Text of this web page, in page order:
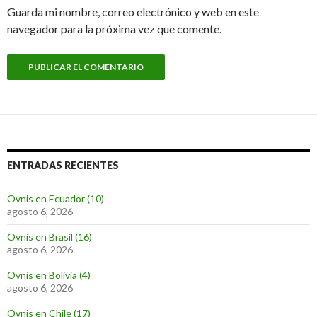
Guarda mi nombre, correo electrónico y web en este
navegador para la próxima vez que comente.
ENTRADAS RECIENTES
Ovnis en Ecuador (10)
agosto 6, 2026
Ovnis en Brasil (16)
agosto 6, 2026
Ovnis en Bolivia (4)
agosto 6, 2026
Ovnis en Chile (17)